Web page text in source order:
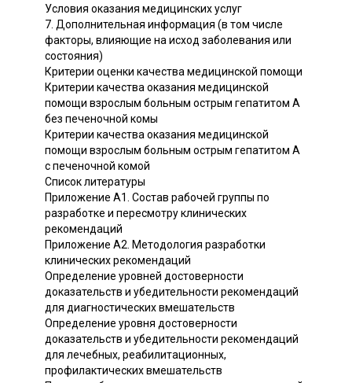
Условия оказания медицинских услуг
7. Дополнительная информация (в том числе
факторы, влияющие на исход заболевания или
состояния)
Критерии оценки качества медицинской помощи
Критерии качества оказания медицинской
помощи взрослым больным острым гепатитом A
без печеночной комы
Критерии качества оказания медицинской
помощи взрослым больным острым гепатитом A
с печеночной комой
Список литературы
Приложение А1. Состав рабочей группы по
разработке и пересмотру клинических
рекомендаций
Приложение А2. Методология разработки
клинических рекомендаций
Определение уровней достоверности
доказательств и убедительности рекомендаций
для диагностических вмешательств
Определение уровня достоверности
доказательств и убедительности рекомендаций
для лечебных, реабилитационных,
профилактических вмешательств